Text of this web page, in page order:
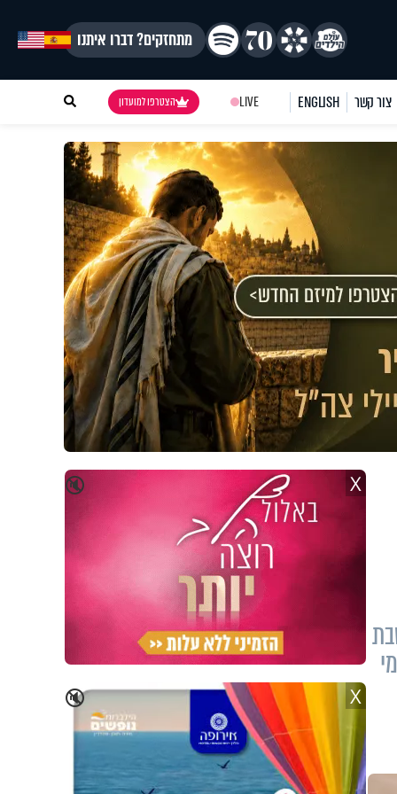
מתחזקים? דברו איתנו
צור קשר ENGLISH
LIVE הצטרפו למועדון
🔇 X
🔇 X